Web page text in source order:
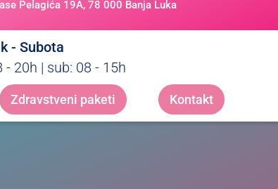
Pelagića 19A, 78 000 Banja Luka
- Subota
- 20h | sub: 08 - 15h
Zdravstveni paketi Kontakt